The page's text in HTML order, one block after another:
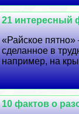
21 интересный
«Райское
сделанное в
например, на
10 фактов о